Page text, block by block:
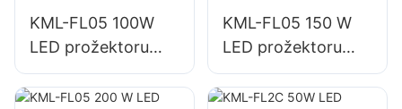
KML-FL05 100W
LED prožektoru
piegādātājs ēku
fasādēm un
KML-FL05 150 W
LED prožektoru
piegādātājs
autostāvvietu un